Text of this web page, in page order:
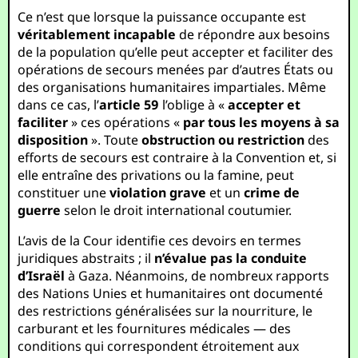
Ce n’est que lorsque la puissance occupante est
véritablement incapable de répondre aux besoins
de la population qu’elle peut accepter et faciliter des
opérations de secours menées par d’autres États ou
des organisations humanitaires impartiales. Même
dans ce cas, l’article 59 l’oblige à «accepter et
faciliter» ces opérations « par tous les moyens à sa
disposition». Touteobstruction ou restrictiondes
efforts de secours est contraire à la Convention et, si
elle entraîne des privations ou la famine, peut
constituer uneviolation grave et uncrime de
guerre selon le droit international coutumier.
L’avis de la Cour identifie ces devoirs en termes
juridiques abstraits ; il n’évalue pas la conduite
d’Israël à Gaza. Néanmoins, de nombreux rapports
des Nations Unies et humanitaires ont documenté
des restrictions généralisées sur la nourriture, le
carburant et les fournitures médicales — des
conditions qui correspondent étroitement aux